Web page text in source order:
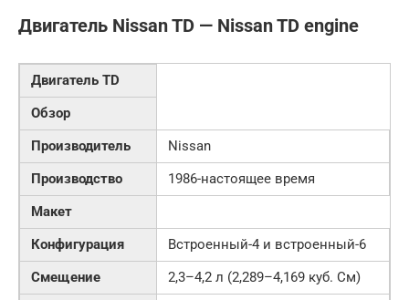
Двигатель Nissan TD — Nissan TD engine
Двигатель TD
Обзор
Производитель
Nissan
Производство
1986-настоящее время
Макет
Конфигурация
Встроенный-4 и встроенный-6
Смещение
2,3–4,2 л (2,289–4,169 куб. См)